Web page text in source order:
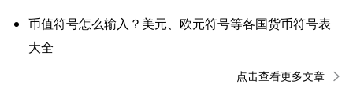
币值符号怎么输入？美元、欧元符号等各国货币符号表
大全
点击查看更多文章